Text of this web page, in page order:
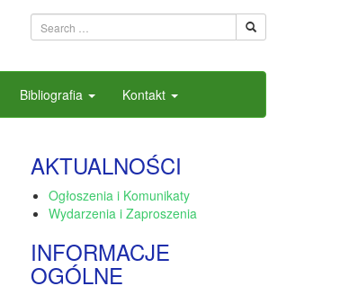
Bibliografia Kontakt
AKTUALNOŚCI
Ogłoszenia i Komunikaty
Wydarzenia i Zaproszenia
INFORMACJE
OGÓLNE